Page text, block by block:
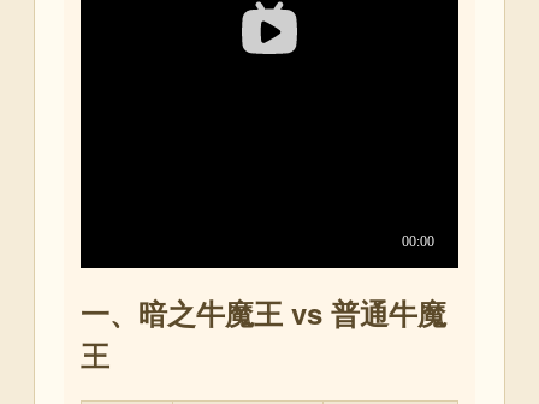
一、暗之牛魔王 vs 普通牛魔
王